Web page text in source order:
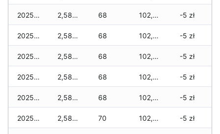
2025-12-16 2,585 zł 68 102,815 zł -5 zł
2025-12-15 2,585 zł 68 102,815 zł -5 zł
2025-12-14 2,585 zł 68 102,785 zł -5 zł
2025-12-13 2,585 zł 68 102,785 zł -5 zł
2025-12-12 2,585 zł 68 102,610 zł -5 zł
2025-12-11 2,585 zł 70 102,305 zł -5 zł